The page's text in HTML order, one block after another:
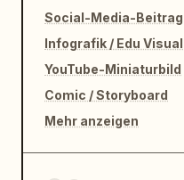
Social-Media-Beitrag
Infografik / Edu Visual
YouTube-Miniaturbild
Comic / Storyboard
Mehr anzeigen